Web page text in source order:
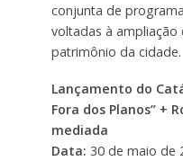
conjunta de
voltadas à ampliação
patrimônio da cidade.
Lançamento do
Fora dos Planos” +
mediada
Data: 30 de maio de